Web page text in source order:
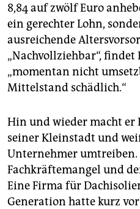
8,84 auf zwölf Euro
ein gerechter Lohn,
ausreichende
„Nachvollziehbar“, findet
„momentan nicht
Mittelstand schädlich.“
Hin und wieder macht er
seiner Kleinstadt und
Unternehmer umtreiben.
Fachkräftemangel und
Eine Firma für
Generation hatte kurz